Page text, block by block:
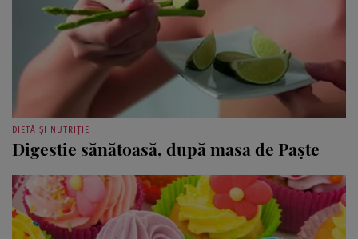
DIETĂ ȘI NUTRIȚIE
Digestie sănătoasă, după masa de Paşte